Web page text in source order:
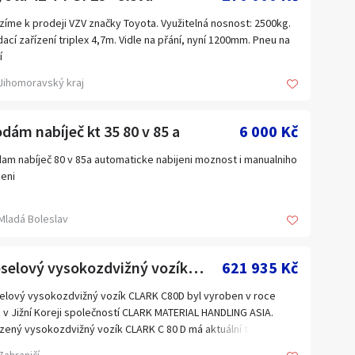
vybavení: Nový lak, Nová baterie, Pracovní světla, plná
topení, repas sedačky, vidle 1200mm
za celý balík: 10 000 €
zájmu mě neváhejte kontaktovat do zpráv.
k prodeji VZV značky Toyota. Využitelná nosnost: 2500kg.
zařízení triplex 4,7m. Vidle na přání, nyní 1200mm. Pneu na
Toyota
konstrukce: Vysokozdvižný vozík čelní
zařízení: Triplex
: 2500kg
zdvihu: 4700 mm
Benzín/LPG
SE - 7x12, 6x9
pro středně těžkou až náročnou manipulaci s materiálem
i venku.
kraj
nabíječ kt 35 80 v 85 a 6 000 Kč
nabíječ 80 v 85a automaticke nabijeni moznost i manualniho
Boleslav
Dieselový vysokozdvižný vozík CLARK C80D 621 935 Kč
vysokozdvižný vozík CLARK C80D byl vyroben v roce
v Jižní Koreji společností CLARK MATERIAL HANDLING ASIA.
vysokozdvižný vozík CLARK C 80 D má aktuální technickou